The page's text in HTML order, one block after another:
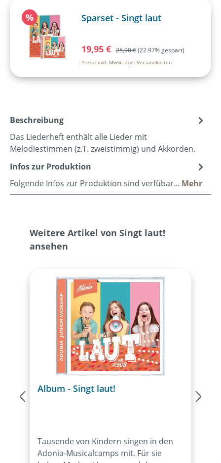
Rabatt
% Sparset - Singt laut
Verkaufspreis:
19,95 € Regulärer Preis:
25,90 €(22.97% gespart)
Preise inkl. MwSt. zzgl. Versandkosten
Beschreibung
Das Liederheft enthält alle Lieder mit
Melodiestimmen (z.T. zweistimmig) und Akkorden.
Infos zur Produktion
Folgende Infos zur Produktion sind verfübar... Mehr
Produktgalerie überspringen
Weitere Artikel von Singt laut!
ansehen
Album - Singt laut!
Tausende von Kindern singen in den
Adonia-Musicalcamps mit. Für sie